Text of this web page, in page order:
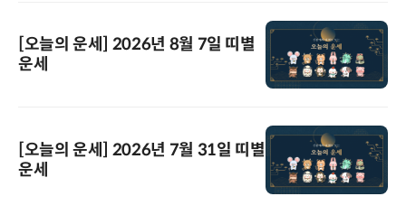
[오늘의 운세] 2026년 8월 7일 띠별
운세
[오늘의 운세] 2026년 7월 31일 띠별
운세